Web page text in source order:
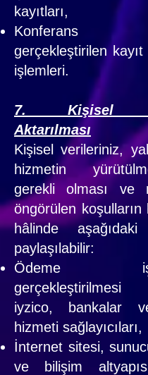
kayıtları,
Konferans
gerçekleştirilen kayıt
işlemleri.
7. Kişisel
Aktarılması
Kişisel verileriniz,
hizmetin
gerekli olması ve
öngörülen koşulların
hâlinde
paylaşılabilir:
Ödeme
gerçekleştirilmesi
iyzico, bankalar
hizmeti sağlayıcıları,
İnternet sitesi,
ve bilişim